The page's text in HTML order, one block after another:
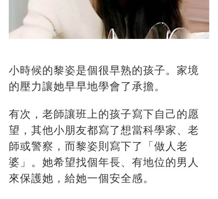
小時候的黎姿是個很早熟的孩子。家境
的壓力讓她早早地學會了承擔。
有次，老師讓班上的孩子寫下自己的愿
望，其他小朋友都寫了想當科學家、老
師或警察，而黎姿則寫下了「做人老
婆」。她希望找個年長、有地位的男人
來保護她，給她一個安全感。